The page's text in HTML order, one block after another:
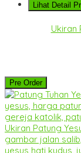
Lihat Detail
Ukiran
Pre Order